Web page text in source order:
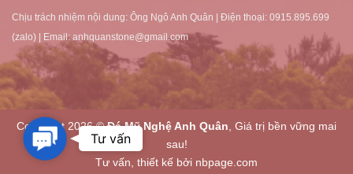
Chịu trách nhiệm nội dung: Ông Ngô Anh Quân | Điện thoại: 0915.895.699
(zalo) | Email: anhquanstone@gmail.com
Copyright 2026 ©Đá Mỹ Nghệ Anh Quân , Giá trị bền vững mai
sau!
Tư vấn, thiết kế bởi nbpage.com
Contact
Us
Tư vấn